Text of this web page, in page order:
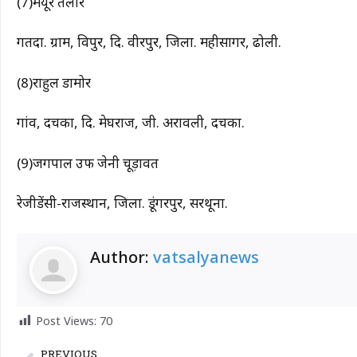
गतदा. ग्राम, विपुर, दि. वीरपुर, जिला. महीसागर, ढोली.
(8)राहुल डामोर
गांव, दचका, दि. मेघराज, जी. अरावली, दचका.
(9)जगपाल उर्फ जेनी चूड़ावत
रेजीडेंसी-राजस्थान, जिला. डूंगरपुर, सरथूना.
Author: vatsalyanews
Post Views: 70
PREVIOUS